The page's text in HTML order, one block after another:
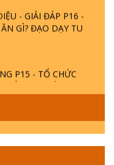
GÌ? ĐẠO DẠY TU
LÝ ĐẠO PHẬT KHI
ĐẶC BIỆT - P14 -
DƯƠNG LỊCH -
ĐẾN ĐÂU